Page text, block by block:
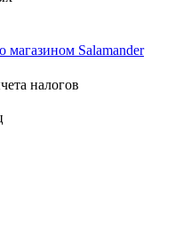
магазином Salamander
налогов